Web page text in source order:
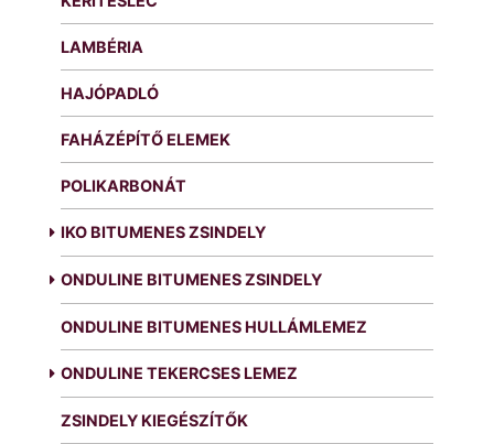
LAMBÉRIA
HAJÓPADLÓ
FAHÁZÉPÍTŐ ELEMEK
POLIKARBONÁT
IKO BITUMENES ZSINDELY
ONDULINE BITUMENES ZSINDELY
ONDULINE BITUMENES HULLÁMLEMEZ
ONDULINE TEKERCSES LEMEZ
ZSINDELY KIEGÉSZÍTŐK